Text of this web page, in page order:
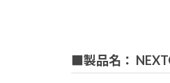
■製品名：